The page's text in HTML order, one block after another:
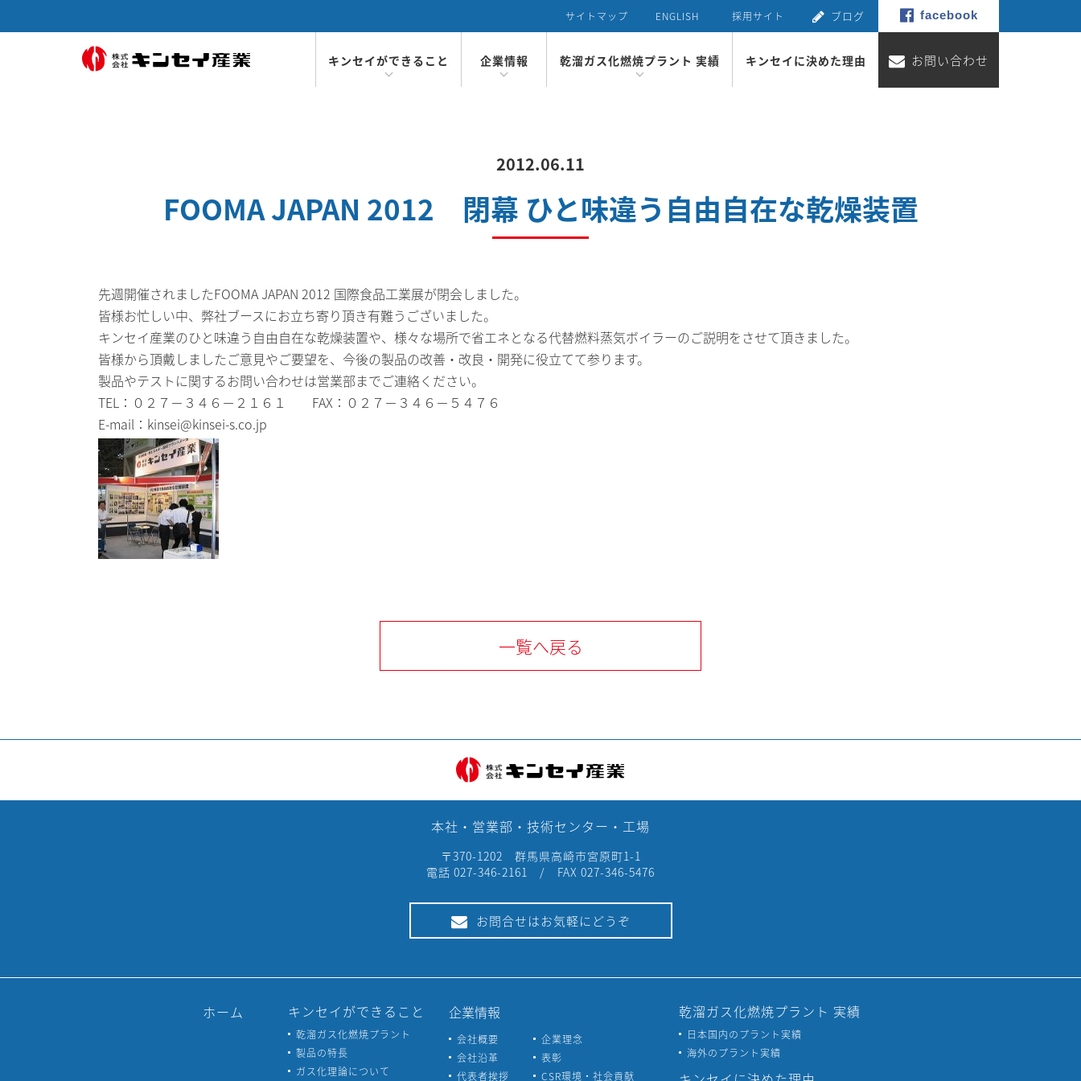
サイトマップ ENGLISH 採用サイト ブログ facebook
キンセイができること 企業情報 乾溜ガス化燃焼プラント 実績 キンセイに決めた理由 お問い合わせ
2012.06.11
FOOMA JAPAN 2012 閉幕 ひと味違う自由自在な乾燥装置
先週開催されましたFOOMA JAPAN 2012 国際食品工業展が閉会しました。
皆様お忙しい中、弊社ブースにお立ち寄り頂き有難うございました。
キンセイ産業のひと味違う自由自在な乾燥装置や、様々な場所で省エネとなる代替燃料蒸気ボイラーのご説明をさせて頂きました。
皆様から頂戴しましたご意見やご要望を、今後の製品の改善・改良・開発に役立てて参ります。
製品やテストに関するお問い合わせは営業部までご連絡ください。
TEL：０２７－３４６－２１６１ FAX：０２７－３４６－５４７６
E-mail： kinsei@kinsei-s.co.jp
一覧へ戻る
本社・営業部・技術センター・工場
〒370-1202 群馬県高崎市宮原町1-1
電話 027-346-2161 / FAX 027-346-5476
お問合せはお気軽にどうぞ
ホーム キンセイができること
乾溜ガス化燃焼プラント
製品の特長
ガス化理論について
企業情報
会社概要
会社沿革
代表者挨拶
企業理念
表彰
CSR環境・社会貢献
乾溜ガス化燃焼プラント 実績
日本国内のプラント実績
海外のプラント実績